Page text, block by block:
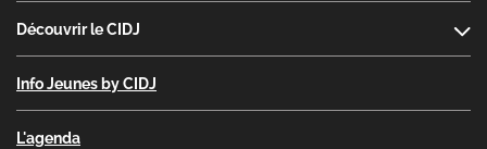
Découvrir le CIDJ
Info Jeunes by CIDJ
L'agenda